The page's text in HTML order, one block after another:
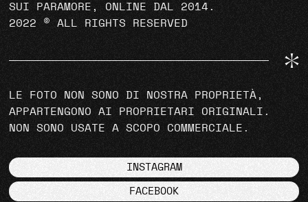
SUI PARAMORE, ONLINE DAL 2014.
2022 © ALL RIGHTS RESERVED
LE FOTO NON SONO DI NOSTRA PROPRIETÀ,
APPARTENGONO AI PROPRIETARI ORIGINALI.
NON SONO USATE A SCOPO COMMERCIALE.
INSTAGRAM
FACEBOOK